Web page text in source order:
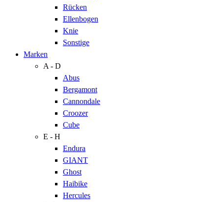
Rücken
Ellenbogen
Knie
Sonstige
Marken
A - D
Abus
Bergamont
Cannondale
Croozer
Cube
E - H
Endura
GIANT
Ghost
Haibike
Hercules